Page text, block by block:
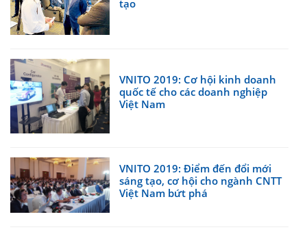
tạo
VNITO 2019: Cơ hội kinh doanh
quốc tế cho các doanh nghiệp
Việt Nam
VNITO 2019: Điểm đến đổi mới
sáng tạo, cơ hội cho ngành CNTT
Việt Nam bứt phá